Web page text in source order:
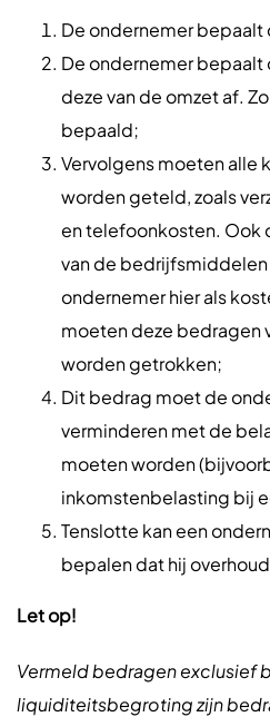
De ondernemer
De ondernemer
deze van de omzet af.
bepaald;
Vervolgens moeten alle
worden geteld, zoals
en telefoonkosten. Ook
van de
ondernemer hier als
moeten deze bedragen
worden getrokken;
Dit bedrag moet de
verminderen met de
moeten worden
inkomstenbelasting bij
Tenslotte kan een
bepalen dat hij
Let op!
Vermeld bedragen exclusief
liquiditeitsbegroting zijn